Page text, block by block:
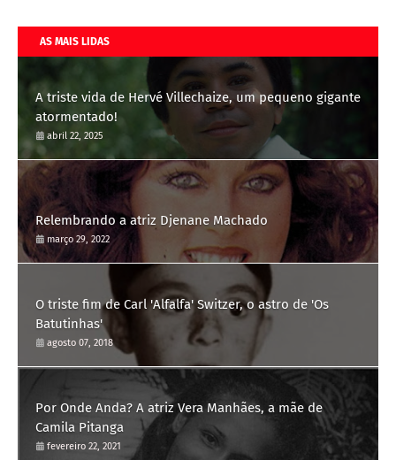
AS MAIS LIDAS
A triste vida de Hervé Villechaize, um pequeno gigante
atormentado!
abril 22, 2025
Relembrando a atriz Djenane Machado
março 29, 2022
O triste fim de Carl 'Alfalfa' Switzer, o astro de 'Os
Batutinhas'
agosto 07, 2018
Por Onde Anda? A atriz Vera Manhães, a mãe de
Camila Pitanga
fevereiro 22, 2021